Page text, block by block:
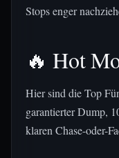
Stops enger
🔥 Hot
Hier sind die Top
garantierter Dump,
klaren Chase-oder-